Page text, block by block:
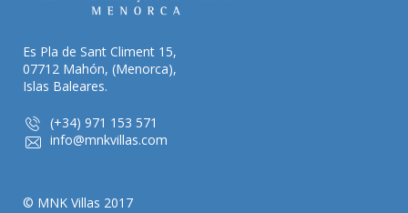
Es Pla de Sant Climent 15,
07712 Mahón, (Menorca),
Islas Baleares.
(+34) 971 153 571
info@mnkvillas.com
© MNK Villas 2017